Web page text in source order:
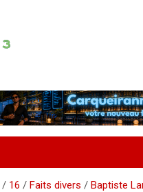
16 Faits divers
Baptiste